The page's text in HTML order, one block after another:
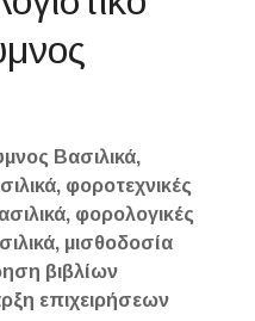
Βασιλικά,
φοροτεχνικές
φορολογικές
μισθοδοσία
βιβλίων
επιχειρήσεων